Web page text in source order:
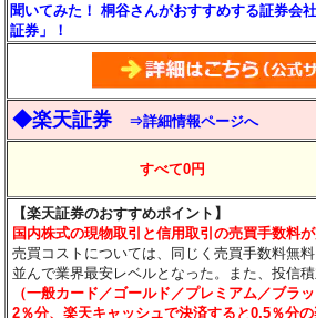
聞いてみた！ 桐谷さんがおすすめする証券会
証券」！
◆楽天証券 ⇒詳細情報ページへ
すべて0円
【楽天証券のおすすめポイント】
国内株式の現物取引と信用取引の売買手数料
売買コストについては、同じく売買手数料無
並んで業界最安レベルとなった。また、投信
（一般カード／ゴールド／プレミアム／ブラ
2％分、楽天キャッシュで決済すると0.5％分